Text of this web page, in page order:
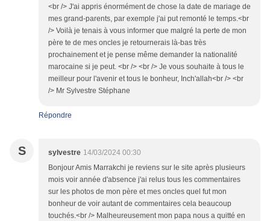
<br /> J'ai appris énormément de chose la date de mariage de
mes grand-parents, par exemple j'ai put remonté le temps.<br
/> Voilà je tenais à vous informer que malgré la perte de mon
père te de mes oncles je retournerais là-bas très
prochainement et je pense même demander la nationalité
marocaine si je peut. <br /> <br /> Je vous souhaite à tous le
meilleur pour l'avenir et tous le bonheur, Inch'allah<br /> <br
/> Mr Sylvestre Stéphane
Répondre
S sylvestre 14/03/2024 00:30
Bonjour Amis Marrakchi je reviens sur le site après plusieurs
mois voir année d'absence j'ai relus tous les commentaires
sur les photos de mon père et mes oncles quel fut mon
bonheur de voir autant de commentaires cela beaucoup
touchés.<br /> Malheureusement mon papa nous a quitté en